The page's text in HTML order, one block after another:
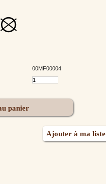
00MF00004
Ajouter à ma liste